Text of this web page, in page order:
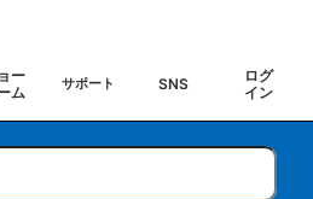
ー
ム
サポート SNS
ログ
イン